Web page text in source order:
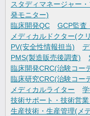
スタディマネージャー
発モニター)
臨床開発QC
GCP監査
メディカルドクター(ク
PV(安全性情報担当)
PMS(製造販売後調査)
臨床開発CRC(治験コー
臨床研究CRC(治験コー
メディカルライター
技術サポート・技術営
生産技術・生産管理(メ